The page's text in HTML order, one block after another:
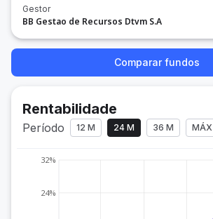
Gestor
BB Gestao de Recursos Dtvm S.A
Comparar fundos
Rentabilidade
Período 12 M 24 M 36 M MÁX
24%
32%